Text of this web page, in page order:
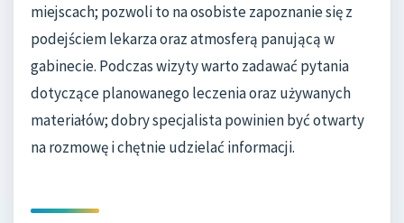
miejscach; pozwoli to na osobiste zapoznanie się z
podejściem lekarza oraz atmosferą panującą w
gabinecie. Podczas wizyty warto zadawać pytania
dotyczące planowanego leczenia oraz używanych
materiałów; dobry specjalista powinien być otwarty
na rozmowę i chętnie udzielać informacji.